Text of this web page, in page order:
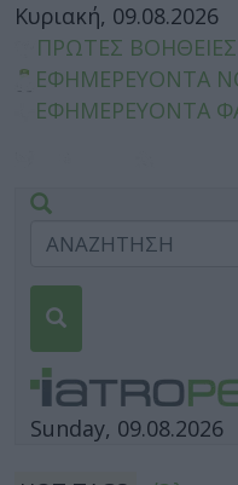
Κυριακή, 09.08.2026
ΠΡΩΤΕΣ ΒΟΗΘΕΙΕΣ
ΕΦΗΜΕΡΕΥΟΝΤΑ
ΕΦΗΜΕΡΕΥΟΝΤΑ
Sunday, 09.08.2026